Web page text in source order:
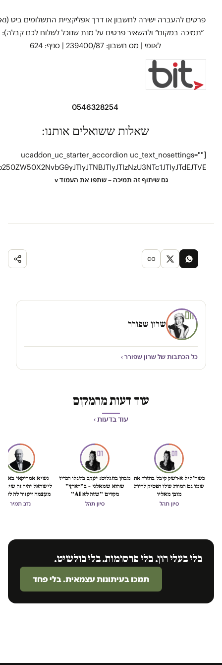
פרטים להעברה ישירה לחשבון או דרך אפליקציית התשלומים ביט (נא לציין
״תמיכה במקום״ ולהשאיר פרטים על מנת שנוכל לשלוח לכם קבלה): בנק:
לאומי |מס חשבון: 239400/87 | סניף: 624
0546328254
שאלות ששואלים אותנו:
[ucaddon_uc_starter_accordion uc_text_nosettings="" uc_items_data="JTVCJTdCJTIydGl0bGUlMjIlM0ElMjIlRDclOUUlRDclOTQlMjAlRDclOTYlRDclOTQlMjAlRDclQTIlRDclOTklRDclQUElRDclOTUlRDclQTAlRDclOTUlRDclQUElMjAlRDclQTIlRDclQTYlRDclOUUlRDclOTAlRDclOTklRDclQUElMjAlM0YlMjIlMkMlMjJiZ19jb2xvciUyMiUzQSUyMiUyM2ZmZmZmZiUyMiUyQyUyMmJvcmRlcl9jb2xvciUyMiUzQSUyMiUyM2ZmYjcxNSUyMiUyQyUyMmhlYWRpbmclMjIlM0ElMjIlRDclOUUlRDclOTQlMjAlRDclOTYlRDclOTQlMjAlRDclQTIlRDclOTklRDclQUElRDclOTUlRDclQTAlRDclOTUlRDclQUElMjAlRDclQTIlRDclQTYlRDclOUUlRDclOTAlRDclOTklRDclQUElMjAlM0YlMjIlMkMlMjJoZWFkaW5nX2NvbG9yJTIyJTNBJTIyJTIzZmZiNzE1JTIyJTJDJTIyY29udGVudCUyMiUzQSUyMiUzQ3AlM0UlM0NzcGFuJTIwc3R5bGUlM0QlNUMlMjJmb250LXdlaWdodCUzQSUyMDQwMCUzQiUyMGZvbnQtc2l6ZSUzQSUyMDE4cHQlM0IlNUMlMjIlM0UlM0NzcGFuJTIwc3R5bGUlM0QlNUMlMjJmb250LXdlaWdodCUzQSUyMDQwMCUzQiU1QyUyMiUzRSVENyVBMiVENyU5OSVENyVBQSVENyU5NSVENyVBMCVENyU5NSVENyVBQSUyMCVENyVBOSVENyU5MSVENyU5MCVENyU5NCUyMCVENyU5QyVENyVBMiVENyVBOSVENyU5NSVENyVBQSUyMCVENyVBOSVENyU5OSVENyVBMCVENyU5NSVENyU5OS4lMjAlRDclQTIlRDclOTklRDclQUElRDclOTUlRDclQTAlRDclOTUlRDclQUElMjAlRDclQTklRDclOTElRDclOTAlRDclOTQlMjAlRDclOUMlRDclQTElRDclQTQlRDclQTglMjAlRDclOTAlRDclQUElMjAlRDclQTElRDclOTklRDclQTQlRDclOTUlRDclQTglRDclOUQlMjAlRDclQTklRDclOUMlMjAlRDclOTQlRDclOTAlRDclQTAlRDclQTklRDclOTklRDclOUQlMjAlRDclOTUlRDclOTQlRDclOUUlRDclQTclRDclOTUlRDclOUUlRDclOTUlRDclQUElMjAlRDclQTklRDclQTclRDclOTUlRDclOUMlRDclOUQlMjAlRDclOUMlRDclOTAlMjAlRDclQTAlRDclQTklRDclOUUlRDclQTIlMjAlRDclOTElRDclQUElRDclQTclRDclQTklRDclOTUlRDclQTglRDclQUElMjAlRDclOTQlRDclOUUlRDclQTglRDclOUIlRDclOTYlRDclOTklRDclQUEuJTIwJUQ3JUEyJUQ3JTk5JUQ3JUFBJUQ3JTk1JUQ3JUEwJUQ3JTk1JUQ3JUFBJTIwJUQ3JUE5JUQ3JTlFJUQ3JTk3JUQ3JTkxJUQ3JUE4JUQ3JUFBJTIwJUQ3JTkxJUQ3JTk5JUQ3JTlGJTIwJUQ3JTk0JUQ3JUEwJUQ3JUE3JUQ3JTk1JUQ3JTkzJUQ3JTk1JUQ3JUFBJTJDJTIwJUQ3JUE4JUQ3JTk1JUQ3JTkwJUQ3JTk0JTIwJUQ3JTkwJUQ3JUFBJTIwJUQ3JTk0JUQ3JUFBJUQ3JTlFJUQ3JTk1JUQ3JUEwJUQ3JTk0JTIwJUQ3JTk0JUQ3JTlFJUQ3JTlDJUQ3JTkwJUQ3JTk0JTIwJUQ3JTk1JUQ3JTk3JUQ3JTk1JUQ3JUE5JUQ3JUE0JUQ3JUFBJTIwJUQ3JTkwJUQ3JUFBJTIwJUQ3JTlFJUQ3JTk0JTIwJUQ3JUE5JUQ3JTkwJUQ3JTk3JUQ3JUE4JUQ3JTk5JUQ3JTlEJTIwJUQ3JTlFJUQ3JUE0JUQ3JTk3JUQ3JTkzJUQ3JTk5JUQ3JTlEJTIwJUQ3JTlDJUQ3JTk3JUQ3JUE5JUQ3JTk1JUQ3JUEzLiUzQyUyRnNwYW4lM0UlM0MlMkZzcGFuJTNFJTNDJTJGcCUzRSUzQ3AlM0UlM0NzcGFuJTIwc3R5bGUlM0QlNUMlMjJmb250LXdlaWdodCUzQSUyMDQwMCUzQiUyMGZvbnQtc2l6ZSUzQSUyMDE4cHQlM0IlNUMlMjIlM0UlM0NiJTNFJUQ3JUEyJUQ3JTk5JUQ3JUFBJUQ3JTk1JUQ3JUEwJUQ3JTk1JUQ3JUFBJTIwJUQ3JUEyJUQ3JUE2JUQ3JTlFJUQ3JTkwJUQ3JTk5JUQ3JUFBJTIwJUQ3JTlFJUQ3JTkxJUQ3JUE3JUQ3JUE4JUQ3JUFBJTIwJUQ3JTlDJUQ3JTlDJUQ3JTkwJTIwJUQ3JTlFJUQ3JTk1JUQ3JUE4JUQ3JTkwJTIwJUQ3JTk1JUQ3JUE0JUQ3JTk3JUQ3JTkzJTIwJUQ3JTkwJUQ3JUFBJTIwJUQ3JTlFJUQ3JTk1JUQ3JUE3JUQ3JTkzJUQ3JTk5JTIwJUQ3JTk0JUQ3JTlCJUQ3JTk1JUQ3JTk3JTIwJUQ3JTk1JUQ3JTlFJUQ3JTk3JUQ3JTk1JUQ3JTk5JUQ3JTkxJUQ3JUFBJTIwJUQ3JTkwJUQ3JTlBJTIwJUQ3JTk1JUQ3JUE4JUQ3JUE3JTIwJUQ3JTlDJUQ3JUE2JUQ3JTk5JUQ3JTkxJUQ3JTk1JUQ3JUE4JTIwJUUyJTgwJTkzJTIwJUQ3JTk1JUQ3JTlDJUQ3JTlCJUQ3JTlGJTIwJUQ3JTk3JUQ3JTk5JUQ3JTk5JUQ3JTkxJUQ3JUFBJTIwJUQ3JTkwJUQ3JUFBJTIwJUQ3JUFBJUQ3JTlFJUQ3JTk5JUQ3JTlCJUQ3JUFBJUQ3JTlCJUQ3JTlEJTIwJUQ3JTlCJUQ3JTkzJUQ3JTk5JTIwJUQ3JTlDJUQ3JTk0JUQ3JTlFJUQ3JUE5JUQ3JTk5JUQ3JTlBJTIwJUQ3JTlDJUQ3JUE0JUQ3JUEyJUQ3JTk1JUQ3JTlDLiUyMCVENyU5MSVENyU5NiVENyU5QiVENyU5NSVENyVBQSVENyU5QiVENyU5RCUyMCVENyVBMCVENyU5NSVENyU5QiVENyU5QyUyMCVENyU5QyVENyU5NCVENyU5RSVENyVBOSVENyU5OSVENyU5QSUyMCVENyU5QyVENyVBMiVENyVBOSVENyU5NSVENyVBQSUyMCVENyVBMiVENyU5OSVENyVBQSVENyU5NSVENyVBMCVENyU5NSVENyVBQSUyMCVENyU5NyVENyU5NSVENyVBNCVENyVBOSVENyU5OSVENyVBQSUyQyUyMCVENyU5NyVENyU5NSVENyVBNyVENyVBOCVENyVBQSUyMCVENyU5NSVENyU5MSVENyU5NSVENyVBMiVENyU5OCVENyVBQSUyMCVFMiU4MCU5MyUyMCVENyVBOSVENyU5MCVENyU5OSVENyVBMCVENyU5NCUyMCVENyU5RSVENyU5NSVENyU5NSVENyVBQSVENyVBOCVENyVBQSUyMCVENyU5QyVENyVBMiVENyVBNiVENyU5RSVENyU5NCUyMCVENyU5MCVENyU5NSUyMCVENyU5QyVENyU5MCVENyU5NyVENyVBOCVENyU5OSVENyU5RC4lM0MlMkZiJTNFJTNDJTJGc3BhbiUzRSUzQyUyRnAlM0UlM0NwJTIwc3R5bGUlM0QlNUMlMjJ0ZXh0LWFsaWduJTNBJTIwY2VudGVyJTNCJTVDJTIyJTNFJTNDc3Ryb25nJTNFJTNDc3BhbiUyMHN0eWxlJTNEJTVDJTIyY29sb3IlM0ElMjAlMjNmZmI3MTUlM0IlMjBmb250LXNpemUlM0ElMjAxOHB0JTNCJTVDJTIyJTNFJUQ3JTk0JUQ3JUE5JUQ3JUE3JUQ3JTk5JUQ3JUEyJUQ3JTk1JTIwJUQ3JTkxJUQ3JUEyJUQ3JTk5JUQ3JUFBJUQ3JTk1JUQ3JUEwJUQ3JTk1JUQ3JUFBJTIwJUQ3JUEyJUQ3JUE2JUQ3JTlFJUQ3JTkwJUQ3JTk5JUQ3JUFBJTIwJUUyJTgwJTkzJTIwJUQ3JTlCJUQ3JTlFJUQ3JTk1JTIwJUQ3JUE5JUQ3JTk0JUQ3JTk5JUQ3JTkwJTIwJUQ3JTkwJUQ3JTlFJUQ3JTk1JUQ3JUE4JUQ3JTk0JTIwJUQ3JTlDJUQ3JTk0JUQ3JTk5JUQ3JTk1JUQ3JUFBJTNBJTNDJTJGc3BhbiUzRSUzQyUyRnN0cm9uZyUzRSUzQyUyRnAlM0UlM0NwJTNFJTVCZG9uYXRlX2J1dHRvbnMlMjBidG5fY29sb3IlM0QlNUMlMjIlMjNmZmI3MTUlNUMlMjIlNUQlM0MlMkZwJTNFJTIyJTJDJTIyY29udGVudF9jb2xvciUyMiUzQSUyMiUyMzc1NzU3NSUyMiU3RCUyQyU3QiUyMnRpdGxlJTIyJTNBJTIyJUQ3JTlCJUQ3JTlFJUQ3JTk0JTIwJUQ3JTk2JUQ3JTk0JTIwJUQ3JUEyJUQ3JTk1JUQ3JTlDJUQ3JTk0JTIwJTJGJTIwJUQ3JTlDJUQ3JTkwJUQ3JTlGJTIwJUQ3JTk0JUQ3JTk1JUQ3JTlDJUQ3JTlBJTIwJUQ3JTk0JUQ3JTlCJUQ3JUExJUQ3JUEzJTIwJUQ3JUE5JUQ3JTlDJUQ3JTk5JTIwJTNGJTIyJTJDJTIyYmdfY29sb3IlMjIlM0ElMjIlMjNmZmZmZmYlMjIlMkMlMjJib3JkZXJfY29sb3IlMjIlM0ElMjIlMjNmZmI3MTUlMjIlMkMlMjJoZWFkaW5nJTIyJTNBJTIyJUQ3JTlCJUQ3JTlFJUQ3JTk0JTIwJUQ3JTk2JUQ3JTk0JTIwJUQ3JUEyJUQ3JTk1JUQ3JTlDJUQ3JTk0JTIwJTJGJTIwJUQ3JTlDJUQ3JTkwJUQ3JTlGJTIwJUQ3JTk0JUQ3JTk1JUQ3JTlDJUQ3JTlBJTIwJUQ3JTk0JUQ3JTlCJUQ3JUExJUQ3JUEzJTIwJUQ3JUE5JUQ3JTlDJUQ3JTk5JTIwJTNGJTIyJTJDJTIyaGVhZGluZ19jb2xvciUyMiUzQSUyMiUyM2ZmYjcxNSUyMiUyQyUyMmNvbnRlbnQlMjIlM0ElMjIlM0NwJTNFJTNDc3BhbiUyMHN0eWxlJTNEJTVDJTIyZm9udC13ZWlnaHQlM0ElMjA0MDAlM0IlMjBmb250LXNpemUlM0ElMjAxOHB0JTNCJTVDJTIyJTNFJTNDc3BhbiUyMHN0eWxlJTNEJTVDJTIyZm9udC13ZWlnaHQlM0ElMjA0MDAlM0IlNUMlMjIlM0UlRDclOTQlRDclOUUlRDclQTclRDclOTUlRDclOUQlMjAlRDclOUUlRDclOTUlRDclQTQlRDclQTIlRDclOUMlMjAlRDclQTIlRDclOUMlMjAlRDclOTklRDclOTMlRDclOTklMjAlRDclOUUlRDclQTIlRDclQTglRDclOUIlRDclQUElMjAlRDclQTclRDclOTglRDclQTAlRDclOTQlMjAlRDclOTUlRDclQTAlRDclOTclRDclOTUlRDclQTklRDclOTQlMjAlRDclOTQlRDclOUUlRDclOTUlRDclQTglRDclOUIlRDclOTElRDclQUElMjAlRDclOUUlRDclOTclRDclOUUlRDclOTklRDclQTklRDclOTQlMjAlRDclQTIlRDclOTUlRDclOTElRDclOTMlRDclOTklRDclOUQlMjAlRDclQTclRDclOTElRDclOTUlRDclQTIlRDclOTklRDclOUQlMjAlRDclOTUlRDclQTIlRDclOTUlRDclOTMlMjAlRDclQTIlRDclQTklRDclQTglRDclOTUlRDclQUElMjAlRDclOUIlRDclOTUlRDclQUElRDclOTElRDclOTklRDclOUQlMjAlRDclOTUlRDclOUIlRDclOTUlRDclQUElRDclOTElRDclOTUlRDclQUElMjAlRDclOTclRDclOTklRDclQTYlRDclOTUlRDclQTAlRDclOTklRDclOTklRDclOUQuJTIwJUQ3JTlFJUQ3JTk1JTVDJTIyJUQ3JTlDJTIwJUQ3JTk0JUQ3JTlFJUQ3JUE3JUQ3JTk1JUQ3JTlEJTIwJUQ3JTk0JUQ3JTk5JUQ3JTkwJTIwJUQ3JTk0JUQ3JUEyJUQ3JTk5JUQ3JUFBJUQ3JTk1JUQ3JUEwJUQ3JTkwJUQ3JTk5JUQ3JUFBJTIwJUQ3JTk2JUQ3JTk1JUQ3JTlCJUQ3JUFBJTIwJUQ3JUE0JUQ3JUE4JUQ3JUExJTIwJUQ3JUExJUQ3JTk1JUQ3JUE3JUQ3JTk1JUQ3JTlDJUQ3JTk1JUQ3JTkxJTIwJUQ3JUEyJUQ3JTk5JUQ3JUEwJUQ3JUFBJTIwJUQ3JUE0JUQ3JTk5JUQ3JUE5JUQ3JTkxJUQ3JTk5JUQ3JTk5JUQ3JTlGLiUyMCVENyU5NCVENyU5RSVENyVBNyVENyU5NSVENyU5RCUyMCVENyU5RSVENyVBMCVENyU5NCVENyU5QyUyMCVENyVBQSVENyVBNyVENyVBNiVENyU5OSVENyU5MSUyMCVENyVBOSVENyVBMCVENyVBQSVENyU5OSUyMCVENyVBOSVENyU5QyUyMDEuMiUyMCVENyU5RSVENyU5OSVENyU5QyVENyU5OSVENyU5NSVENyU5RiUyMCVENyVBOSVENyVBNyVENyU5Qy4lMjAlRDclOTElRDclOUUlRDclQTklRDclOUElMjAlRDclOTclRDclOUUlRDclQTklMjAlRDclQTklRDclQTAlRDclOTUlRDclQUElMjAlRDclQTclRDclOTklRDclOTUlRDclOUUlRDclOTUlMjAlRDclOTQlRDclQTYlRDclOUMlRDclOTklRDclOTclMjAlRDclOTQlRDclOUUlRDclQTclRDclOTUlRDclOUQlMjAlRDclOUMlRDclOTIlRDclOTklRDclOTklRDclQTElMjAlRDclOUUlRDclOTQlRDclQTclRDclOTUlRDclQTglRDclOTAlRDclOTklRDclOUQlMjAlRDclOUItMjUlMjAlRDclOTAlRDclOTclRDclOTUlRDclOTYlRDclOTklRDclOUQlMjAlRDclOUUlRDclOTQlRDclQUElRDclQTclRDclQTYlRDclOTklRDclOTElMjAlRDclOTQlRDclQTklRDclQTAlRDclQUElRDclOTklMjAlRDclOTElRDclOTAlRDclOUUlRDclQTYlRDclQTIlRDclOTUlRDclQUElMjAlRDclQTclRDclOUUlRDclQTQlRDclOTklRDclOTklRDclQTAlRDclOTklRDclOUQlMjAlRDclQTIlRDclOTUlRDclQTAlRDclQUElRDclOTklRDclOTklRDclOUQlMjAlRDclOTUlRDclOTMlRDclQTglRDclOUElMjAlRDclOTElRDclQTAlRDclOTklRDclOTklRDclOTQlMjAlRDclQTklRDclOUMlMjAlRDclQTclRDclOTQlRDclOUMlMjAlRDclQUElRDclOTUlRDclOUUlRDclOUIlRDclOTklRDclOUQlMjAlRDclQTclRDclOTElRDclOTUlRDclQTIlMjAlRDclOTElRDclOUUlRDclOTUlRDclOTMlRDclOUMlMjAlRDclOUUlRDclOTklRDclQTAlRDclOTUlRDclOTklMjAlRDclOTclRDclOTUlRDclOTMlRDclQTklRDclOTkuJTIwJUQ3JTkxJUQ3JUEyJUQ3JTk2JUQ3JUE4JUQ3JUFBJUQ3JTlBJTJDJTIwJUQ3JUEwJUQ3JTk1JUQ3JTlCJUQ3JTlDJTIwJUQ3JTlDJUQ3JTk0JUQ3JTkyJUQ3JTkzJUQ3JTk5JUQ3JTlDJTIwJUQ3JTk2JUQ3JTkwJUQ3JUFBJTIwJUQ3JTk1JUQ3JTlDJUQ3JTk0JUQ3JTkxJUQ3JTk5JUQ3JTkwJTIwJUQ3JTlDJUQ3JTkwJUQ3JTk1JUQ3JUE4JTIwJUQ3JTkwJUQ3JUFBJTIwJUQ3JTk0JUQ3JUExJUQ3JTk5JUQ3JUE0JUQ3JTk1JUQ3JUE4JUQ3JTk5JUQ3JTlEJTIwJUQ3JTlFJUQ3JTk0JUQ3JTlFJUQ3JUE3JUQ3JTk1JUQ3JTlFJUQ3JTk1JUQ3JUFBJTIwJUQ3JTk0JUQ3JTlCJUQ3JTk5JTIwJUQ3JTk3JUQ3JTlFJUQ3JTk5JUQ3JTlEJTIwJUQ3JTkxJUQ3JTkyJUQ3JTk5JUQ3JTk0JUQ3JUEwJUQ3JTk1JUQ3JTlELiUzQyUyRnNwYW4lM0UlM0MlMkZzcGFuJTNFJTNDJTJGcCUzRSUzQ3AlMjBzdHlsZSUzRCU1QyUyMnRleHQtYWxpZ24lM0ElMjBjZW50ZXIlM0IlNUMlMjIlM0UlM0NzdHJvbmclM0UlM0NzcGFuJTIwc3R5bGUlM0QlNUMlMjJjb2xvciUzQSUyMCUyM2ZmYjcxNSUzQiUyMGZvbnQtc2l6ZSUzQSUyMDE4cHQlM0IlNUMlMjIlM0UlRDclOTQlRDclQTklRDclQTclRDclOTklRDclQTIlRDclOTUlMjAlRDclOTElRDclQTIlRDclOTklRDclQUElRDclOTUlRDclQTAlRDclOTUlRDclQUElMjAlRDclQTIlRDclQTYlRDclOUUlRDclOTAlRDclOTklRDclQUElMjAlRTIlODAlOTMlMjAlRDclOUIlRDclOUUlRDclOTUlMjAlRDclQTklRDclOTQlRDclOTklRDclOTAlMjAlRDclOTAlRDclOUUlRDclOTUlRDclQTglRDclOTQlMjAlRDclOUMlRDclOTQlRDclOTklRDclOTUlRDclQUElM0ElM0MlMkZzcGFuJTNFJTNDJTJGc3Ryb25nJTNFJTNDJTJGcCUzRSUzQ3AlM0UlNUJkb25hdGVfYnV0dG9ucyUyMGJ0bl9jb2xvciUzRCU1QyUyMiUyM2ZmYjcxNSU1QyUyMiU1RCUzQyUyRnAlM0UlMjIlMkMlMjJjb250ZW50X2NvbG9yJTIyJTNBJTIyJTIzNzU3NTc1JTIyJTdEJTJDJTdCJTIydGl0bGUlMjIlM0ElMjIlRDclOTAlRDclOTklRDclOUElMjAlRDclQTIlRDclOTUlRDclOTMlMjAlRDclOTAlRDclQTQlRDclQTklRDclQTglMjAlRDclOUMlRDclQUElRDclOUUlRDclOTUlRDclOUElM0YlMjIlMkMlMjJiZ19jb2xvciUyMiUzQSUyMiUyM2ZmZmZmZiUyMiUyQyUyMmJvcmRlcl9jb2xvciUyMiUzQSUyMiUyM2ZmYjcxNSUyMiUyQyUyMmhlYWRpbmclMjIlM0ElMjIlRDclOTAlRDclOTklRDclOUElMjAlRDclQTIlRDclOTUlRDclOTMlMjAlRDclOTAlRDclQTQlRDclQTklRDclQTglMjAlRDclOUMlRDclQUElRDclOUUlRDclOTUlRDclOUElM0YlMjIlMkMlMjJoZWFkaW5nX2NvbG9yJTIyJTNBJTIyJTIzZmZiNzE1JTIyJTJDJTIyY29udGVudCUyMiUzQSUyMiUzQ3AlM0UlM0NzcGFuJTIwc3R5bGUlM0QlNUMlMjJmb250LXdlaWdodCUzQSUyMDQwMCUzQiUyMGZvbnQtc2l6ZSUzQSUyMDE4cHQlM0IlNUMlMjIlM0UlRDclQTclRDclOTUlRDclOTMlRDclOUQlMjAlRDclOUIlRDclOUMlMkMlMjAlRDclOUMlRDclQTklRDclQUElRDcl
גם שיתוף זה תמיכה – שתפו את העמוד v
שרון שפורר
כל הכתבות של שרון שפורר ›
עוד דעות מהמקום
עוד בדעות ›
כשח'ליל א-רשק קיבל בחזרה את
שמו גם המוות שלו הפסיק להיות
מובן מאליו
סיון תהל
מבחן בוזגלוס: יעקב בוזגלו הכריז
שהוא שמאלני – ב״הארץ״
מקווים ״שזה לא AI״
סיון תהל
נשיא אמריקאי באמת טוב
לישראל יהיה זה שיציל אותה
מעצמה ויעזור לה לסיים את
הכיבוש
נדב תמיר
בלי בעלי הון. בלי פרסומות. בלי בולשיט.
תמכו בעיתונות עצמאית. בלי פחד